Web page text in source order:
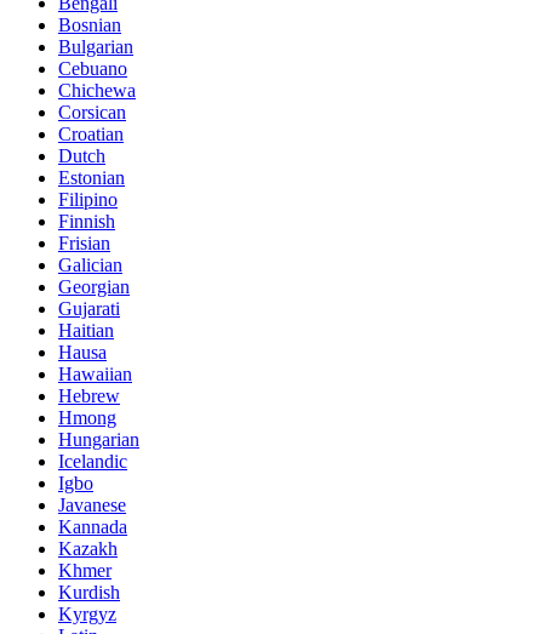
Bosnian
Bulgarian
Cebuano
Chichewa
Corsican
Croatian
Dutch
Estonian
Filipino
Finnish
Frisian
Galician
Georgian
Gujarati
Haitian
Hausa
Hawaiian
Hebrew
Hmong
Hungarian
Icelandic
Igbo
Javanese
Kannada
Kazakh
Khmer
Kurdish
Kyrgyz